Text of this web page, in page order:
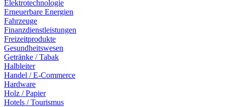
Elektrotechnologie
Erneuerbare Energien
Fahrzeuge
Finanzdienstleistungen
Freizeitprodukte
Gesundheitswesen
Getränke / Tabak
Halbleiter
Handel / E-Commerce
Hardware
Holz / Papier
Hotels / Tourismus